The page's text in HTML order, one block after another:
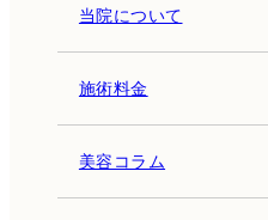
当院について
施術料金
美容コラム